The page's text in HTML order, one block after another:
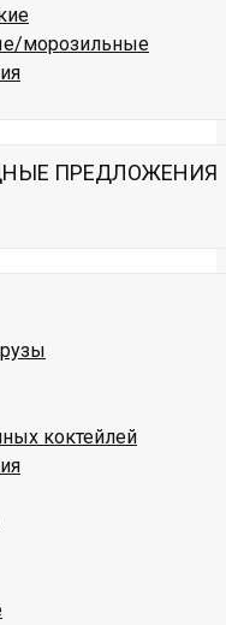
морозильные
ПРЕДЛОЖЕНИЯ
коктейлей